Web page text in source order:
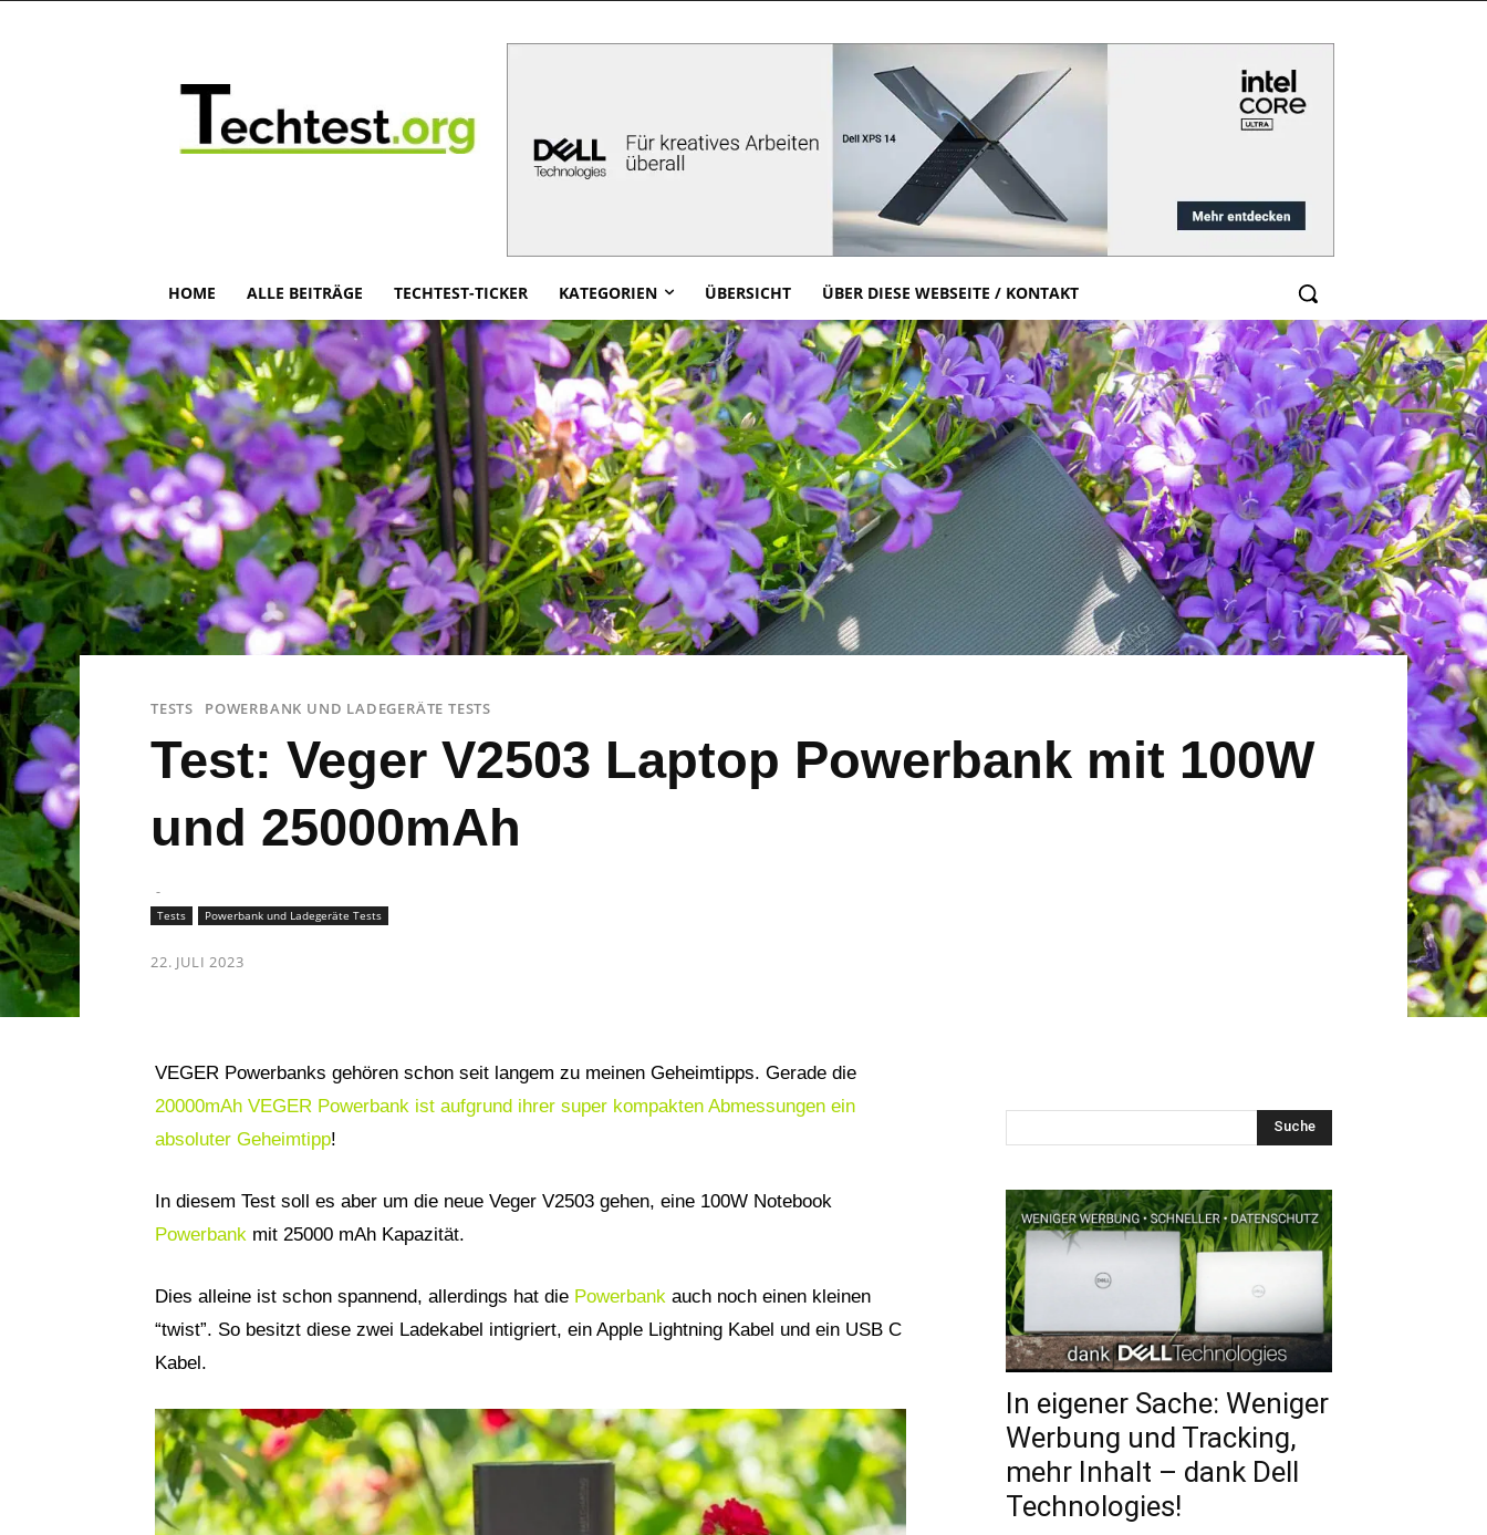
HOME ALLE BEITRÄGE TECHTEST-TICKER KATEGORIEN ÜBERSICHT ÜBER DIESE WEBSEITE / KONTAKT
TESTS POWERBANK UND LADEGERÄTE TESTS
Test: Veger V2503 Laptop Powerbank mit 100W
und 25000mAh
-
Tests
Powerbank und Ladegeräte Tests
22. JULI 2023
VEGER Powerbanks gehören schon seit langem zu meinen Geheimtipps. Gerade die
20000mAh VEGER Powerbank ist aufgrund ihrer super kompakten Abmessungen ein
absoluter Geheimtipp!
In diesem Test soll es aber um die neue Veger V2503 gehen, eine 100W Notebook
Powerbank mit 25000 mAh Kapazität.
Dies alleine ist schon spannend, allerdings hat die Powerbank auch noch einen kleinen
“twist”. So besitzt diese zwei Ladekabel intigriert, ein Apple Lightning Kabel und ein USB C
Kabel.
Suche
In eigener Sache: Weniger
Werbung und Tracking,
mehr Inhalt – dank Dell
Technologies!